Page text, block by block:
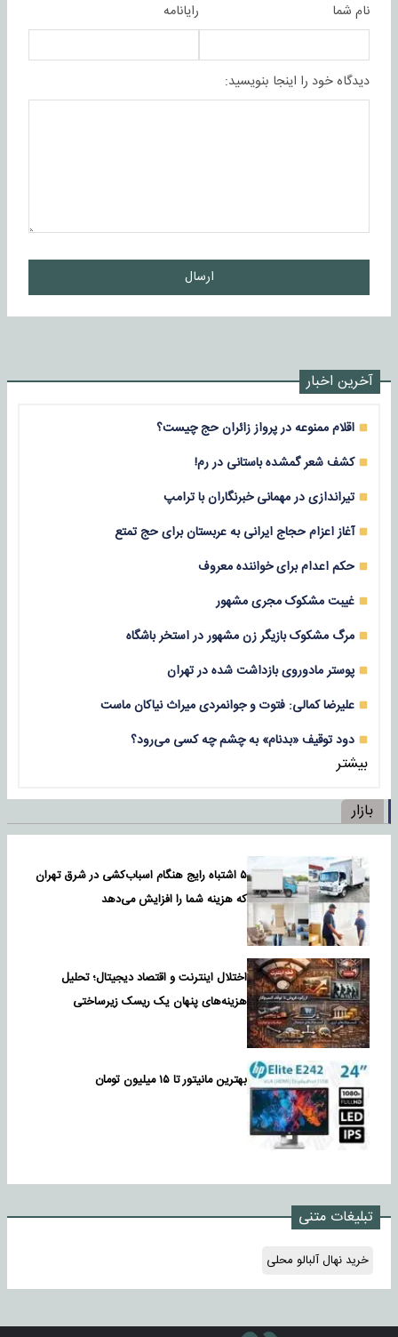
نام شما رایانامه
دیدگاه خود را اینجا بنویسید:
ارسال
آخرین اخبار
اقلام ممنوعه در پرواز زائران حج چیست؟
کشف شعر گمشده باستانی در رم!
تیراندازی در مهمانی خبرنگاران با ترامپ
آغاز اعزام حجاج ایرانی به عربستان برای حج تمتع
حکم اعدام برای خواننده معروف
غیبت مشکوک مجری مشهور
مرگ مشکوک بازیگر زن مشهور در استخر باشگاه
پوستر مادوروی بازداشت شده در تهران
علیرضا کمالی: فتوت و جوانمردی میراث نیاکان ماست
دود توقیف «بدنام» به چشم چه کسی می‌رود؟
بیشتر
بازار
۵ اشتباه رایج هنگام اسباب‌کشی در شرق تهران
که هزینه شما را افزایش می‌دهد
اختلال اینترنت و اقتصاد دیجیتال؛ تحلیل
هزینه‌های پنهان یک ریسک زیرساختی
بهترین مانیتور تا ۱۵ میلیون تومان
تبلیغات متنی
خرید نهال آلبالو محلی